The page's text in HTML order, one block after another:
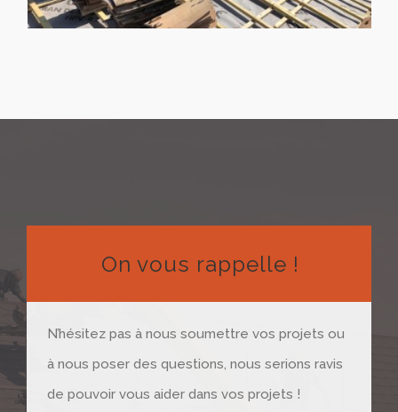
On vous rappelle !
N’hésitez pas à nous soumettre vos projets ou
à nous poser des questions, nous serions ravis
de pouvoir vous aider dans vos projets !